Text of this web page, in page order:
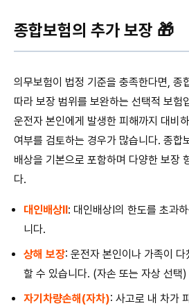
종합보험의 추가 보장 🎁
의무보험이 법정 기준을 충족한다면, 종
따라 보장 범위를 보완하는 선택적 보험
운전자 본인에게 발생한 피해까지 대비
여부를 검토하는 경우가 많습니다. 종합
배상을 기본으로 포함하며 다양한 보장
다.
대인배상Ⅱ: 대인배상Ⅰ의 한도를 초과
니다.
상해 보장: 운전자 본인이나 가족이 다
할 수 있습니다. (자손 또는 자상 선택)
자기차량손해(자차): 사고로 내 차가